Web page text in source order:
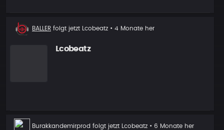
Neuer
BALLER folgt jetzt Lcobeatz • 4 Monate her
Lcobeatz
Neuer
Burakkandemirprod folgt jetzt Lcobeatz • 6 Monate her